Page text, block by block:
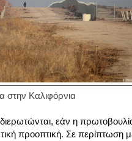
στην Καλιφόρνια
εάν η
προοπτική. Σε περίπτωση